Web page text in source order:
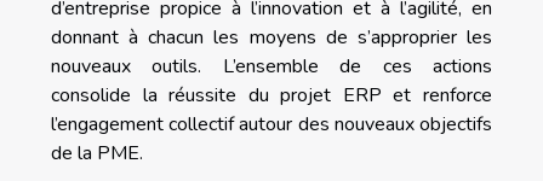
d’entreprise propice à l’innovation et à l’agilité, en
donnant à chacun les moyens de s’approprier les
nouveaux outils. L’ensemble de ces actions
consolide la réussite du projet ERP et renforce
l’engagement collectif autour des nouveaux objectifs
de la PME.